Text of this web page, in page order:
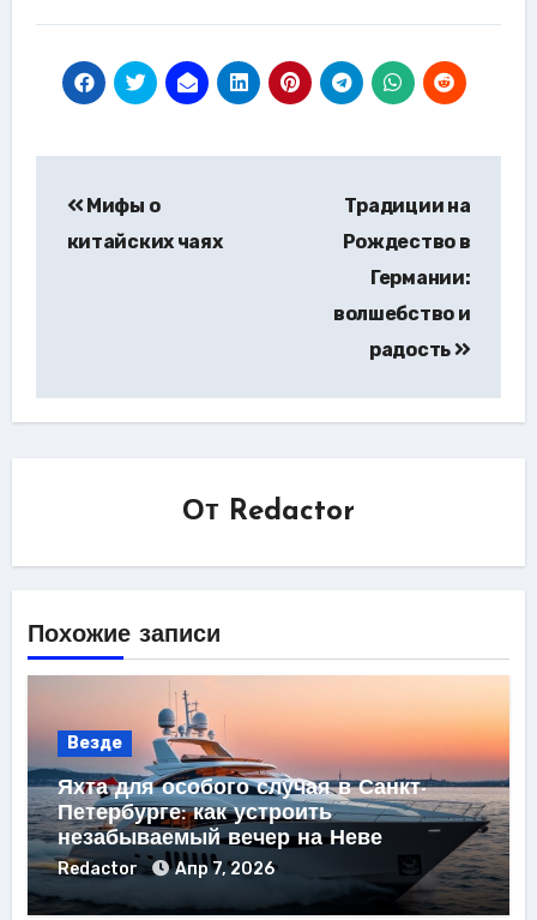
по
записям
Мифы о
китайских чаях
Традиции на
Рождество в
Германии:
волшебство и
радость
От Redactor
Похожие записи
Везде
Яхта для особого случая в Санкт-
Петербурге: как устроить
незабываемый вечер на Неве
Redactor Апр 7, 2026